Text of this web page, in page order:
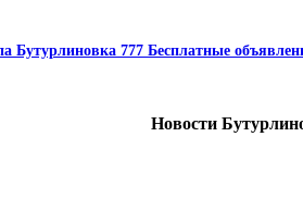
Бутурлиновка 777 Бесплатные
Новости